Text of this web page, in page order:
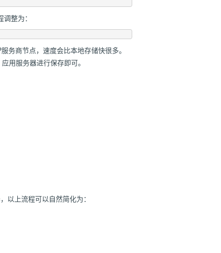
整为：
务商节点，速度会比本地存储快很多。
用服务器进行保存即可。
以上流程可以自然简化为：